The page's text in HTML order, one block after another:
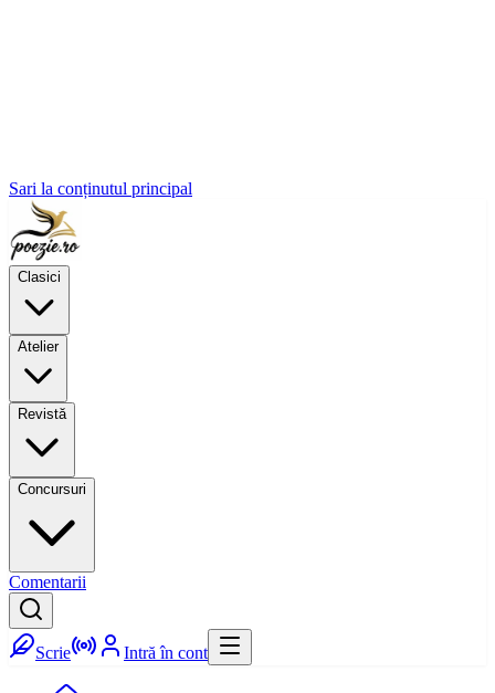
Sari la conținutul principal
Clasici
Atelier
Revistă
Concursuri
Comentarii
Scrie Intră în cont